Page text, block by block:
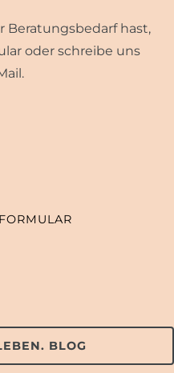
Beratungsbedarf hast,
oder schreibe uns
BLOG